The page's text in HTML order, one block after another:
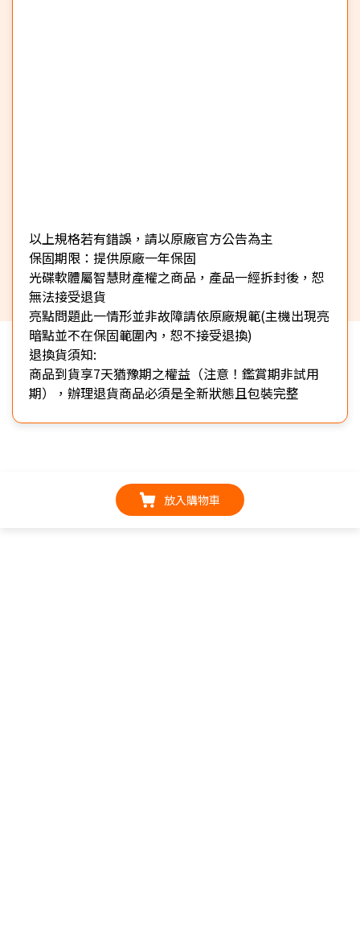
以上規格若有錯誤，請以原廠官方公告為主
保固期限：提供原廠一年保固
光碟軟體屬智慧財產權之商品，產品一經拆封後，恕
無法接受退貨
亮點問題此一情形並非故障請依原廠規範(主機出現亮
暗點並不在保固範圍內，恕不接受退換)
退換貨須知:
商品到貨享7天猶豫期之權益（注意！鑑賞期非試用
期），辦理退貨商品必須是全新狀態且包裝完整
放入購物車